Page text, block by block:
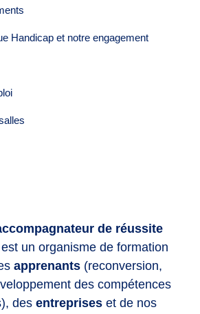
de réussite
un organisme de formation
apprenants(reconversion,
des compétences
des entreprises et de nos
Handicap et notre engagement